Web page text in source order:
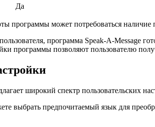
Да
программы может потребоваться
программа Speak-A-Message
программы позволяют пользователю
широкий спектр пользовательских
выбрать предпочитаемый язык для